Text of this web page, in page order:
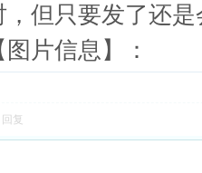
，但只要发了还
图片信息】：
回复